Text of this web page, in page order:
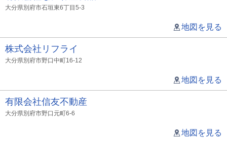
大分県別府市石垣東6丁目5-3
地図を見る
株式会社リフライ
大分県別府市野口中町16-12
地図を見る
有限会社信友不動産
大分県別府市野口元町6-6
地図を見る